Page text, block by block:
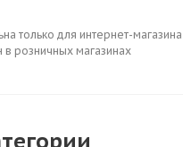
только для интернет-
в розничных магазинах